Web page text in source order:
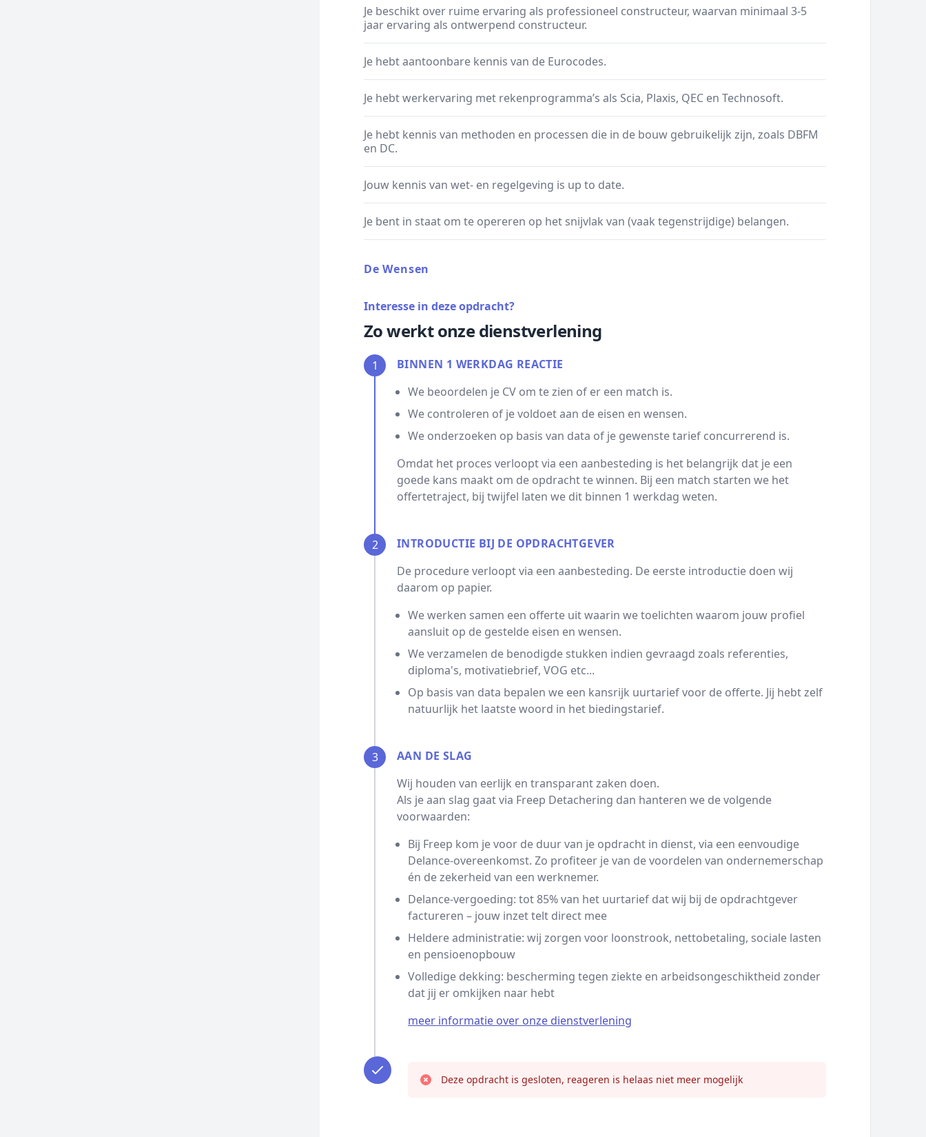
Je beschikt over ruime ervaring als professioneel constructeur, waarvan minimaal 3-5
jaar ervaring als ontwerpend constructeur.
Je hebt aantoonbare kennis van de Eurocodes.
Je hebt werkervaring met rekenprogramma’s als Scia, Plaxis, QEC en Technosoft.
Je hebt kennis van methoden en processen die in de bouw gebruikelijk zijn, zoals DBFM
en DC.
Jouw kennis van wet- en regelgeving is up to date.
Je bent in staat om te opereren op het snijvlak van (vaak tegenstrijdige) belangen.
De Wensen
Interesse in deze opdracht?
Zo werkt onze dienstverlening
1
BINNEN 1 WERKDAG REACTIE
We beoordelen je CV om te zien of er een match is.
We controleren of je voldoet aan de eisen en wensen.
We onderzoeken op basis van data of je gewenste tarief concurrerend is.
Omdat het proces verloopt via een aanbesteding is het belangrijk dat je een
goede kans maakt om de opdracht te winnen. Bij een match starten we het
offertetraject, bij twijfel laten we dit binnen 1 werkdag weten.
2
INTRODUCTIE BIJ DE OPDRACHTGEVER
De procedure verloopt via een aanbesteding. De eerste introductie doen wij
daarom op papier.
We werken samen een offerte uit waarin we toelichten waarom jouw profiel
aansluit op de gestelde eisen en wensen.
We verzamelen de benodigde stukken indien gevraagd zoals referenties,
diploma's, motivatiebrief, VOG etc...
Op basis van data bepalen we een kansrijk uurtarief voor de offerte. Jij hebt zelf
natuurlijk het laatste woord in het biedingstarief.
3
AAN DE SLAG
Wij houden van eerlijk en transparant zaken doen.
Als je aan slag gaat via Freep Detachering dan hanteren we de volgende
voorwaarden:
Bij Freep kom je voor de duur van je opdracht in dienst, via een eenvoudige
Delance-overeenkomst. Zo profiteer je van de voordelen van ondernemerschap
én de zekerheid van een werknemer.
Delance-vergoeding: tot 85% van het uurtarief dat wij bij de opdrachtgever
factureren – jouw inzet telt direct mee
Heldere administratie: wij zorgen voor loonstrook, nettobetaling, sociale lasten
en pensioenopbouw
Volledige dekking: bescherming tegen ziekte en arbeidsongeschiktheid zonder
dat jij er omkijken naar hebt
meer informatie over onze dienstverlening
Deze opdracht is gesloten, reageren is helaas niet meer mogelijk